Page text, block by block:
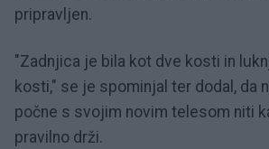
pripravljen.
"Zadnjica je bila kot dve kosti in
kosti," se je spominjal ter dodal, da
počne s svojim novim telesom niti
pravilno drži.